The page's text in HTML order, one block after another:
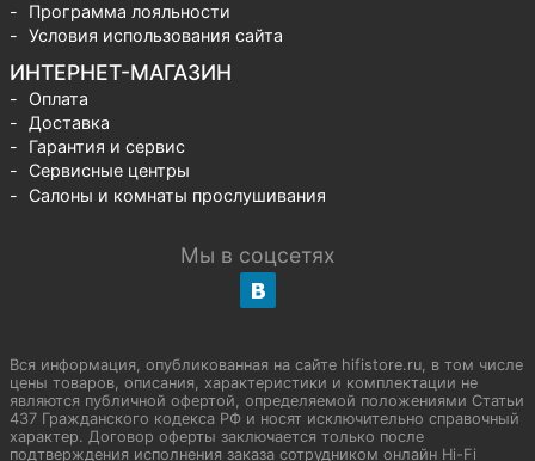
Программа лояльности
Условия использования сайта
ИНТЕРНЕТ-МАГАЗИН
Оплата
Доставка
Гарантия и сервис
Сервисные центры
Салоны и комнаты прослушивания
Мы в соцсетях
Вся информация, опубликованная на сайте hifistore.ru, в том числе
цены товаров, описания, характеристики и комплектации не
являются публичной офертой, определяемой положениями Статьи
437 Гражданского кодекса РФ и носят исключительно справочный
характер. Договор оферты заключается только после
подтверждения исполнения заказа сотрудником онлайн Hi-Fi